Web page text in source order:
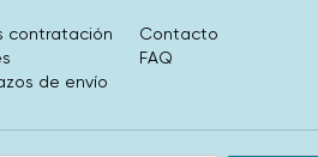
contratación
de envío
Contacto
FAQ